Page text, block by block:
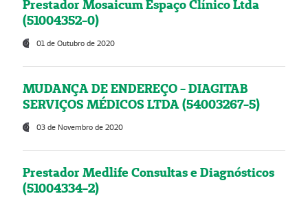
Prestador Mosaicum Espaço Clínico Ltda
(51004352-0)
01 de Outubro de 2020
MUDANÇA DE ENDEREÇO - DIAGITAB
SERVIÇOS MÉDICOS LTDA (54003267-5)
03 de Novembro de 2020
Prestador Medlife Consultas e Diagnósticos
(51004334-2)